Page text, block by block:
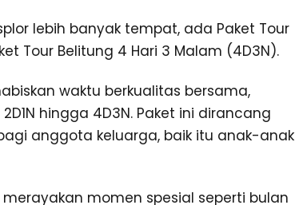
lebih banyak tempat, ada Paket Tour
Tour Belitung 4 Hari 3 Malam (4D3N).
waktu berkualitas bersama,
hingga 4D3N. Paket ini dirancang
anggota keluarga, baik itu anak-anak
momen spesial seperti bulan